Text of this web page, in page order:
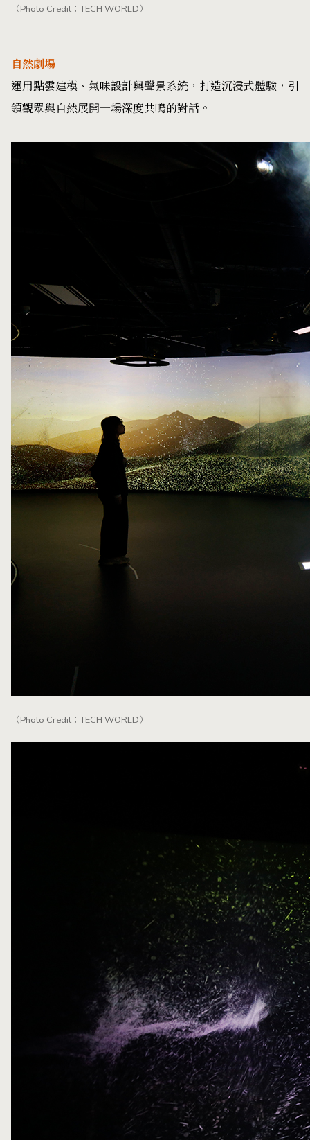
（Photo Credit：TECH WORLD）
自然劇場
運用點雲建模、氣味設計與聲景系統，打造沉浸式體驗，引
領觀眾與自然展開一場深度共鳴的對話。
（Photo Credit：TECH WORLD）